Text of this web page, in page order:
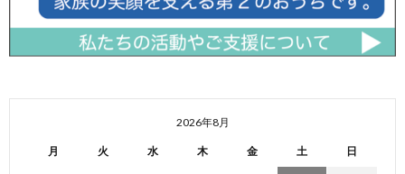
2026年8月
月 火 水 木 金 土 日